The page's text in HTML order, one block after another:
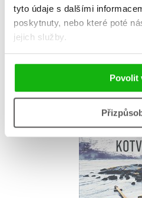
tyto údaje s dalšími
poskytnuty, nebo které poté
jejich služby.
Povolit
MOHLO BY VÁS
Kristina
Do